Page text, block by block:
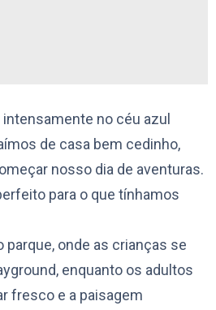
intensamente no céu azul
de casa bem cedinho,
nosso dia de aventuras.
para o que tínhamos
onde as crianças se
enquanto os adultos
fresco e a paisagem